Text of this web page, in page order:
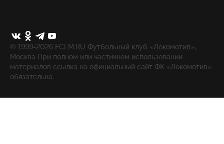
© 1999-2026 FCLM.RU Футбольный клуб «Локомотив»,
Москва При полном или частичном использовании
материалов ссылка на официальный сайт ФК «Локомотив»
обязательна.